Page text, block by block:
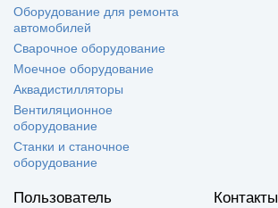
Оборудование для ремонта
автомобилей
Сварочное оборудование
Моечное оборудование
Аквадистилляторы
Вентиляционное
оборудование
Станки и станочное
оборудование
Пользователь Контакты